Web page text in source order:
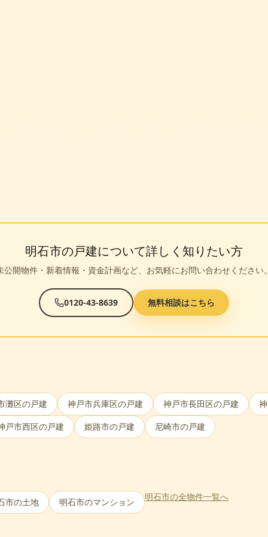
明石市の戸建について詳しく知りたい方
公開物件・新着情報・資金計画など、お気軽にお問い合わせください
0120-43-8639 無料相談はこちら
灘区の戸建 神戸市兵庫区の戸建 神戸市長田区の戸建
戸市西区の戸建 姫路市の戸建 尼崎市の戸建
市の土地 明石市のマンション 明石市の全物件一覧へ